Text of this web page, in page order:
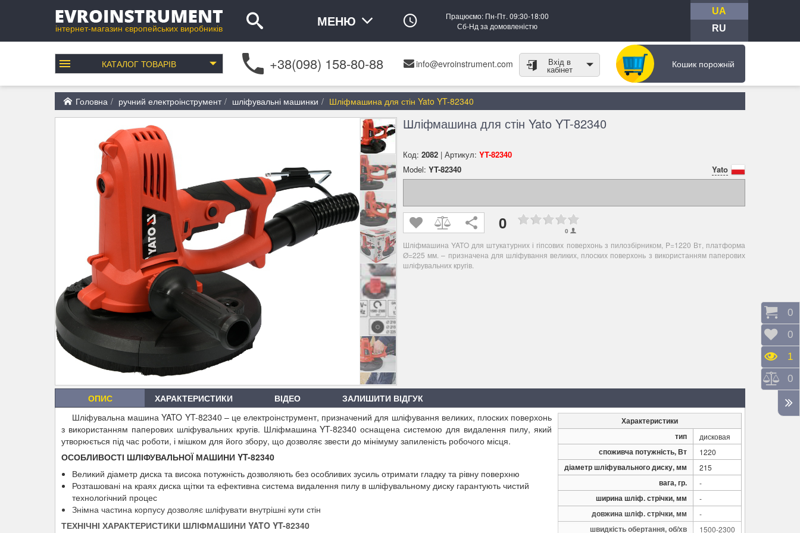
інтернет-магазин європейських виробників МЕНЮ
Працюємо: Пн-Пт. 09:30-18:00
Сб-Нд за домовленістю
UA
RU
КАТАЛОГ ТОВАРІВ +38(098) 158-80-88 info@evroinstrument.com Вхід в
кабінет Кошик порожній
Головна ручний електроінструмент шліфувальні машинки Шліфмашина для стін Yato YT-82340
Шліфмашина для стін Yato YT-82340
Код: 2082 | Артикул: YT-82340
Model: YT-82340 Yato
0 0
Шліфмашина YATO для штукатурних і гіпсових поверхонь з пилозбірником, P=1220 Вт, платформа
Ø=225 мм.– призначена для шліфування великих, плоских поверхонь з використанням паперових
шліфувальних кругів.
ОПИС ХАРАКТЕРИСТИКИ ВІДЕО ЗАЛИШИТИ ВІДГУК
Характеристики
тип
дисковая
споживча потужність, Вт 1220
діаметр шліфувального диску, мм 215
вага, гр. -
ширина шліф. стрічки, мм -
довжина шліф. стрічки, мм -
швидкість обертання, об/хв 1500-2300
Шліфувальна машина YATO YT-82340 – це електроінструмент, призначений для шліфування великих, плоских поверхонь
з використанням паперових шліфувальних кругів. Шліфмашина YT-82340 оснащена системою для видалення пилу, який
утворюється під час роботи, і мішком для його збору, що дозволяє звести до мінімуму запиленість робочого місця.
ОСОБЛИВОСТІ ШЛІФУВАЛЬНОЇ МАШИНИ YT-82340
Великий діаметр диска та висока потужність дозволяють без особливих зусиль отримати гладку та рівну поверхню
Розташовані на краях диска щітки та ефективна система видалення пилу в шліфувальному диску гарантують чистий
технологічний процес
Знімна частина корпусу дозволяє шліфувати внутрішні кути стін
ТЕХНІЧНІ ХАРАКТЕРИСТИКИ ШЛІФМАШИНИ YATO YT-82340
0
0
1
0